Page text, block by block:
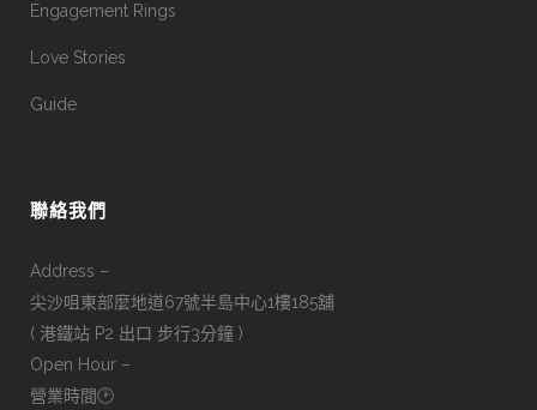
Engagement Rings
Love Stories
Guide
聯絡我們
Address –
尖沙咀東部麼地道67號半島中心1樓185舖
( 港鐵站 P2 出口 步行3分鐘 )
Open Hour –
營業時間🕑